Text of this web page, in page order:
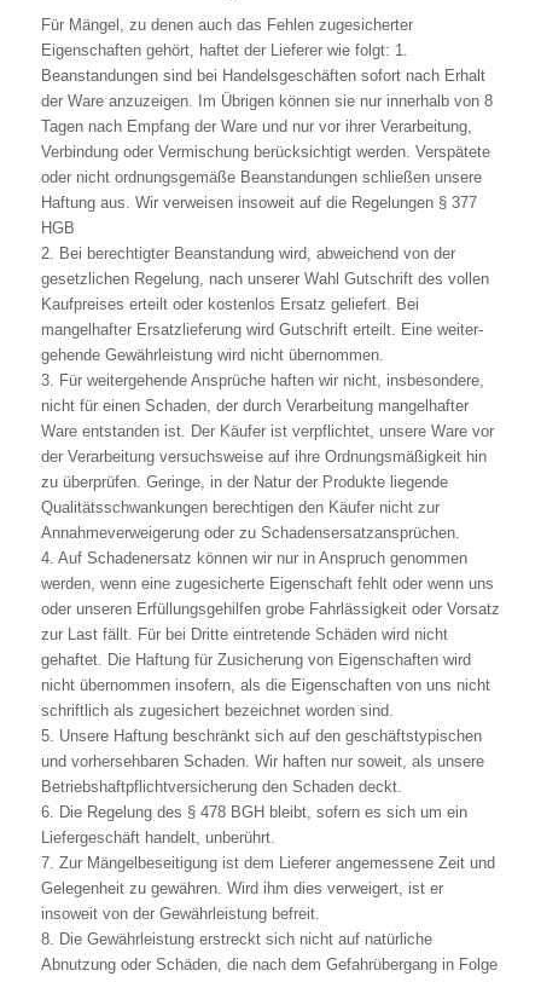
Für Mängel, zu denen auch das Fehlen zugesicherter
Eigenschaften gehört, haftet der Lieferer wie folgt: 1.
Beanstandungen sind bei Handelsgeschäften sofort nach Erhalt
der Ware anzuzeigen. Im Übrigen können sie nur innerhalb von 8
Tagen nach Empfang der Ware und nur vor ihrer Verarbeitung,
Verbindung oder Vermischung berücksichtigt werden. Verspätete
oder nicht ordnungsgemäße Beanstandungen schließen unsere
Haftung aus. Wir verweisen insoweit auf die Regelungen § 377
HGB
2. Bei berechtigter Beanstandung wird, abweichend von der
gesetzlichen Regelung, nach unserer Wahl Gutschrift des vollen
Kaufpreises erteilt oder kostenlos Ersatz geliefert. Bei
mangelhafter Ersatzlieferung wird Gutschrift erteilt. Eine weiter-
gehende Gewährleistung wird nicht übernommen.
3. Für weitergehende Ansprüche haften wir nicht, insbesondere,
nicht für einen Schaden, der durch Verarbeitung mangelhafter
Ware entstanden ist. Der Käufer ist verpflichtet, unsere Ware vor
der Verarbeitung versuchsweise auf ihre Ordnungsmäßigkeit hin
zu überprüfen. Geringe, in der Natur der Produkte liegende
Qualitätsschwankungen berechtigen den Käufer nicht zur
Annahmeverweigerung oder zu Schadensersatzansprüchen.
4. Auf Schadenersatz können wir nur in Anspruch genommen
werden, wenn eine zugesicherte Eigenschaft fehlt oder wenn uns
oder unseren Erfüllungsgehilfen grobe Fahrlässigkeit oder Vorsatz
zur Last fällt. Für bei Dritte eintretende Schäden wird nicht
gehaftet. Die Haftung für Zusicherung von Eigenschaften wird
nicht übernommen insofern, als die Eigenschaften von uns nicht
schriftlich als zugesichert bezeichnet worden sind.
5. Unsere Haftung beschränkt sich auf den geschäftstypischen
und vorhersehbaren Schaden. Wir haften nur soweit, als unsere
Betriebshaftpflichtversicherung den Schaden deckt.
6. Die Regelung des § 478 BGH bleibt, sofern es sich um ein
Liefergeschäft handelt, unberührt.
7. Zur Mängelbeseitigung ist dem Lieferer angemessene Zeit und
Gelegenheit zu gewähren. Wird ihm dies verweigert, ist er
insoweit von der Gewährleistung befreit.
8. Die Gewährleistung erstreckt sich nicht auf natürliche
Abnutzung oder Schäden, die nach dem Gefahrübergang in Folge